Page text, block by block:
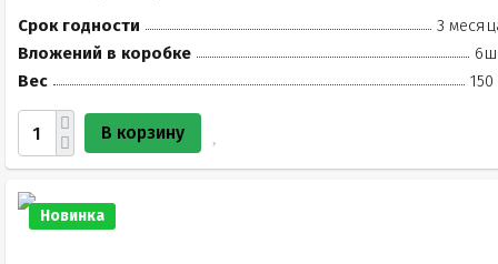
Срок годности
3
Вложений в коробке
Вес
150
В корзину
Новинка